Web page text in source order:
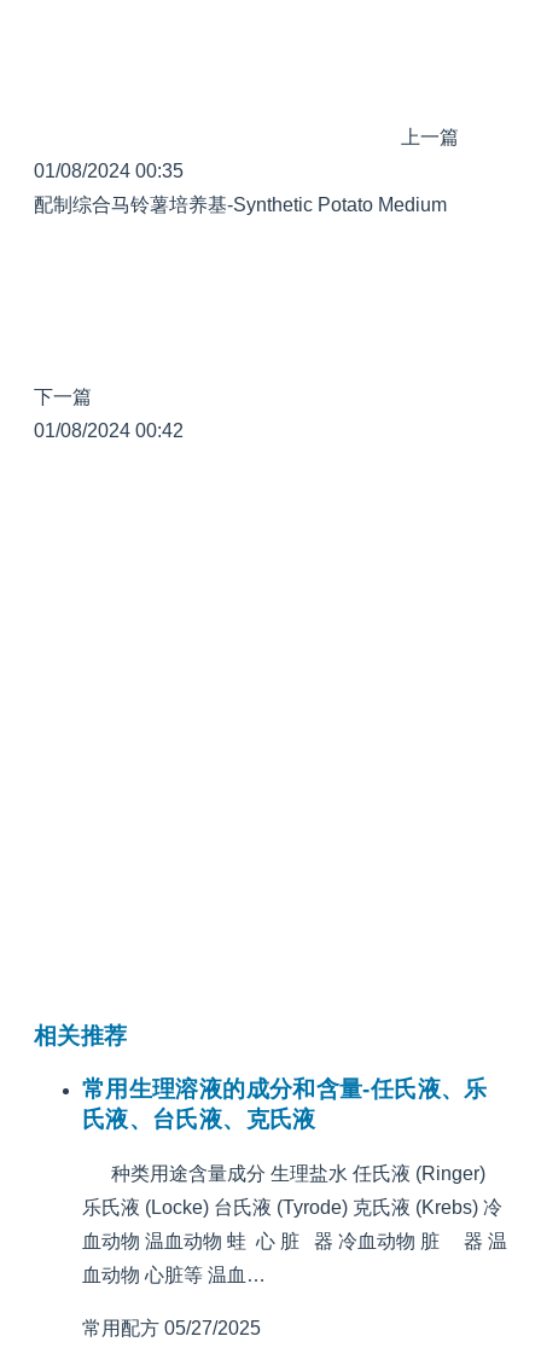
上一篇
01/08/2024 00:35
配制综合马铃薯培养基-Synthetic Potato Medium
下一篇
01/08/2024 00:42
相关推荐
常用生理溶液的成分和含量-任氏液、乐
氏液、台氏液、克氏液
种类用途含量成分 生理盐水 任氏液 (Ringer)
乐氏液 (Locke) 台氏液 (Tyrode) 克氏液 (Krebs) 冷
血动物 温血动物 蛙 心 脏 器 冷血动物 脏 器 温
血动物 心脏等 温血…
常用配方 05/27/2025